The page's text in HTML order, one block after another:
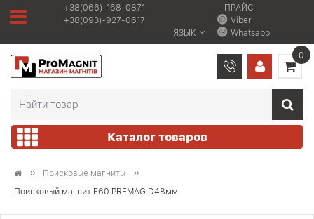
+38(066)-168-0871
+38(093)-927-0617
ЯЗЫК
ПРАЙС
Viber
Whatsapp
Каталог товаров
0
Поисковые магниты
Поисковый магнит F60 PREMAG D48мм